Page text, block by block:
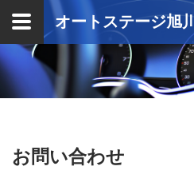
Home
中古車販売
中古販売
カスタムカー
整備サービス
会社概要
オートステージ旭川
お問い合わせ